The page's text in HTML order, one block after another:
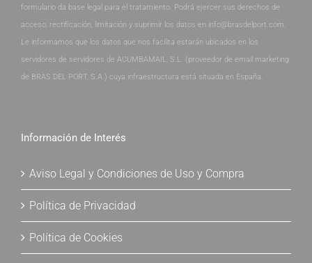
formulario da base legal para el tratamiento. Podrá ejercer sus derechos de
acceso, rectificación, limitación y suprimir los datos en info@brasdelport.com.
Le informamos que los datos que nos facilita estarán ubicados en los
servidores de servidores de ACUMBAMAIL, S.L. (proveedor de email marketing
de BRAS DEL PORT, S.A.) cuya infraestructura está situada en España.
Información de Interés
Aviso Legal y Condiciones de Uso y Compra
Política de Privacidad
Política de Cookies